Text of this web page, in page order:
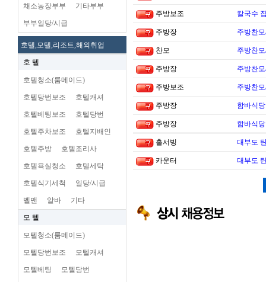
채소농장부부 기타부부
부부일당/시급
호텔,모텔,리조트,해외취업
호 텔
호텔청소(룸메이드)
호텔당번보조 호텔캐셔
호텔베팅보조 호텔당번
호텔주차보조 호텔지배인
호텔주방 호텔조리사
호텔욕실청소 호텔세탁
호텔식기세척 일당/시급
벨맨 알바 기타
모 텔
모텔청소(룸메이드)
모텔당번보조 모텔캐셔
모텔베팅 모텔당번
주방보조 칼국수
주방장 주방찬
찬모 주방찬
주방장 주방찬
주방보조 주방찬
주방장 함바식
주방장 함바식
홀서빙 대부도
카운터 대부도